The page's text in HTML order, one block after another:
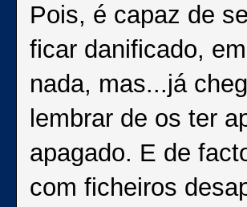
Pois, é capaz de
ficar danificado,
nada, mas...já
lembrar de os ter
apagado. E de
com ficheiros